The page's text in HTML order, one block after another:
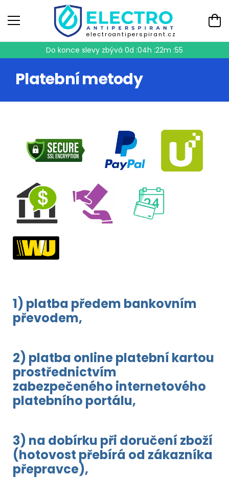
electroantiperspirant.cz
Do konce slevy zbývá 0d :04h :22m :55
Platební metody
1) platba předem bankovním
převodem,
2) platba online platební kartou
prostřednictvím
zabezpečeného internetového
platebního portálu,
3) na dobírku při doručení zboží
(hotovost přebírá od zákazníka
přepravce),